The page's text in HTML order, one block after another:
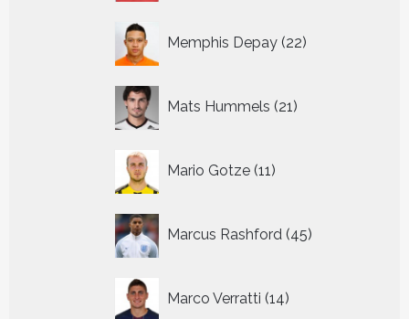
Memphis Depay 22
producten
Mats Hummels 21
producten
Mario Gotze 11
producten
Marcus Rashford 45
producten
Marco Verratti 14
producten